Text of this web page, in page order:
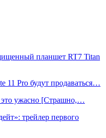
планшет RT7 Titan
11 Pro будут продаваться…
ужасно [Страшно,…
трейлер первого